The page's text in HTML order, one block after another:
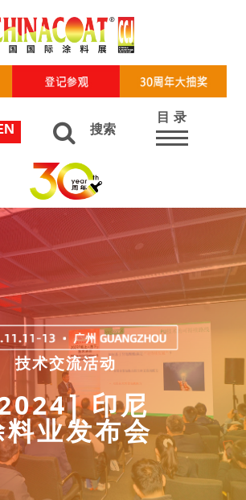
搜索
目 录
技术交流活动
印尼
料业发布会